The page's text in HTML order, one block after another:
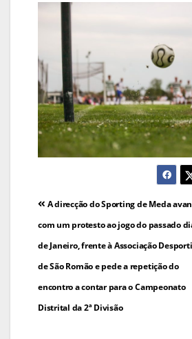
Navegação
de
artigos
A direcção do Sporting de Meda
com um protesto ao jogo do passado
de Janeiro, frente à Associação
de São Romão e pede a repetição do
encontro a contar para o Campeonato
Distrital da 2ª Divisão